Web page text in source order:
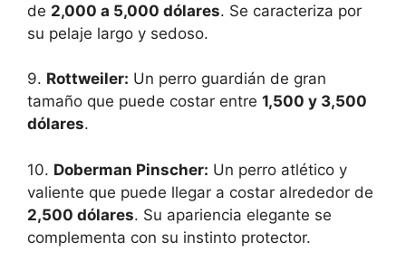
de 2,000 a 5,000 dólares. Se caracteriza por
su pelaje largo y sedoso.
9. Rottweiler: Un perro guardián de gran
tamaño que puede costar entre 1,500 y 3,500
dólares.
10. Doberman Pinscher: Un perro atlético y
valiente que puede llegar a costar alrededor de
2,500 dólares. Su apariencia elegante se
complementa con su instinto protector.